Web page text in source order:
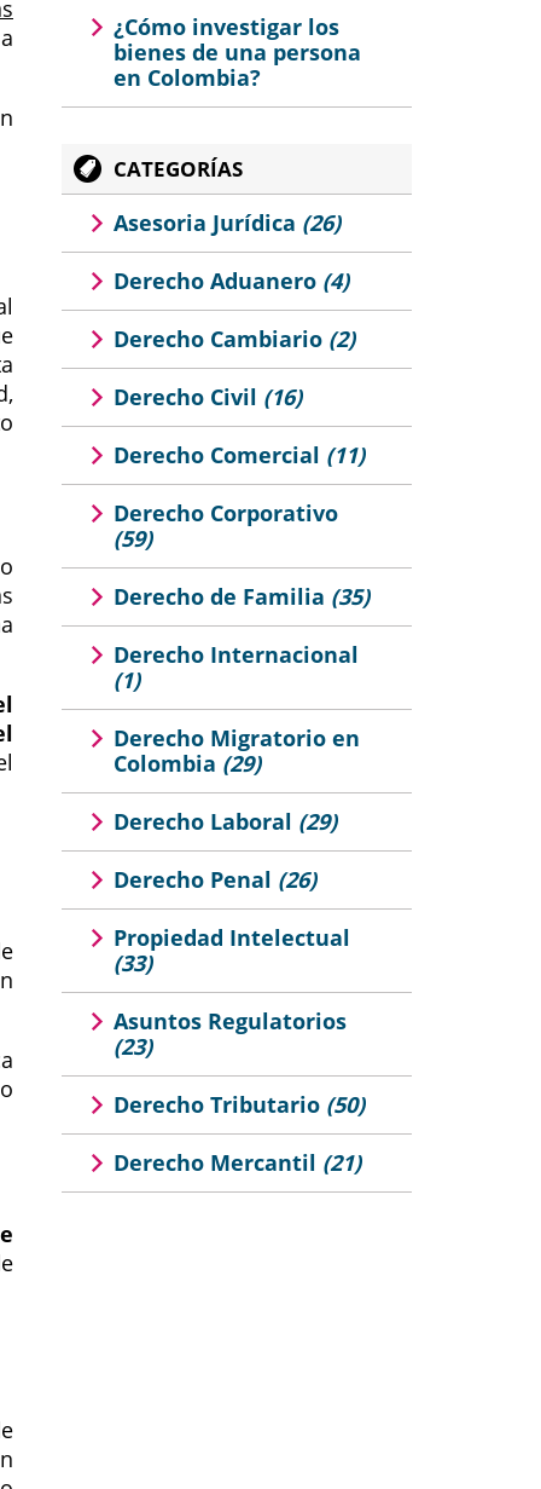
¿Cómo investigar los
bienes de una persona
en Colombia?
CATEGORÍAS
Asesoria Jurídica (26)
Derecho Aduanero (4)
Derecho Cambiario (2)
Derecho Civil (16)
Derecho Comercial (11)
Derecho Corporativo
(59)
Derecho de Familia (35)
Derecho Internacional
(1)
Derecho Migratorio en
Colombia (29)
Derecho Laboral (29)
Derecho Penal (26)
Propiedad Intelectual
(33)
Asuntos Regulatorios
(23)
Derecho Tributario (50)
Derecho Mercantil (21)